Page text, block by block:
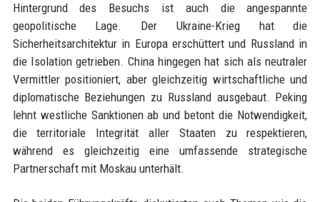
Hintergrund des Besuchs ist auch die angespannte
geopolitische Lage. Der Ukraine-Krieg hat die
Sicherheitsarchitektur in Europa erschüttert und Russland in
die Isolation getrieben. China hingegen hat sich als neutraler
Vermittler positioniert, aber gleichzeitig wirtschaftliche und
diplomatische Beziehungen zu Russland ausgebaut. Peking
lehnt westliche Sanktionen ab und betont die Notwendigkeit,
die territoriale Integrität aller Staaten zu respektieren,
während es gleichzeitig eine umfassende strategische
Partnerschaft mit Moskau unterhält.